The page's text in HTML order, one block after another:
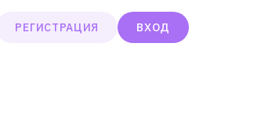
РЕГИСТРАЦИЯ ВХОД